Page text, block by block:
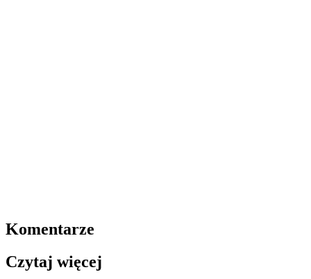
Komentarze
Czytaj więcej